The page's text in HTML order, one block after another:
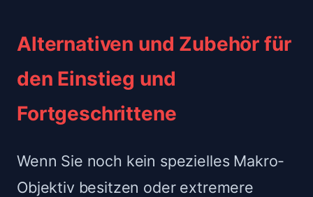
Alternativen und Zubehör für
den Einstieg und
Fortgeschrittene
Wenn Sie noch kein spezielles Makro-
Objektiv besitzen oder extremere